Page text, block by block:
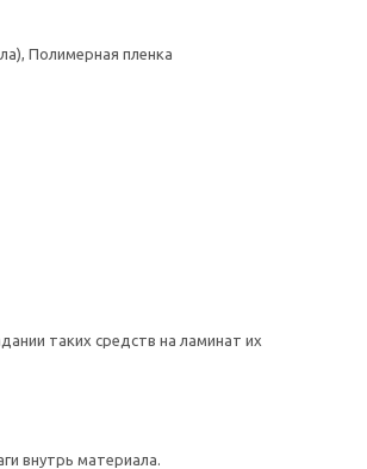
Полимерная пленка
таких средств на ламинат их
внутрь материала.